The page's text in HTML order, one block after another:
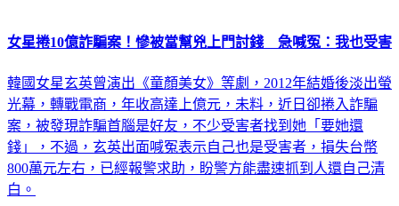
女星捲10億詐騙案！慘被當幫兇上門討錢 急喊冤：我也受害
韓國女星玄英曾演出《童顏美女》等劇，2012年結婚後淡出螢
光幕，轉戰電商，年收高達上億元，未料，近日卻捲入詐騙
案，被發現詐騙首腦是好友，不少受害者找到她「要她還
錢」，不過，玄英出面喊冤表示自己也是受害者，損失台幣
800萬元左右，已經報警求助，盼警方能盡速抓到人還自己清
白。